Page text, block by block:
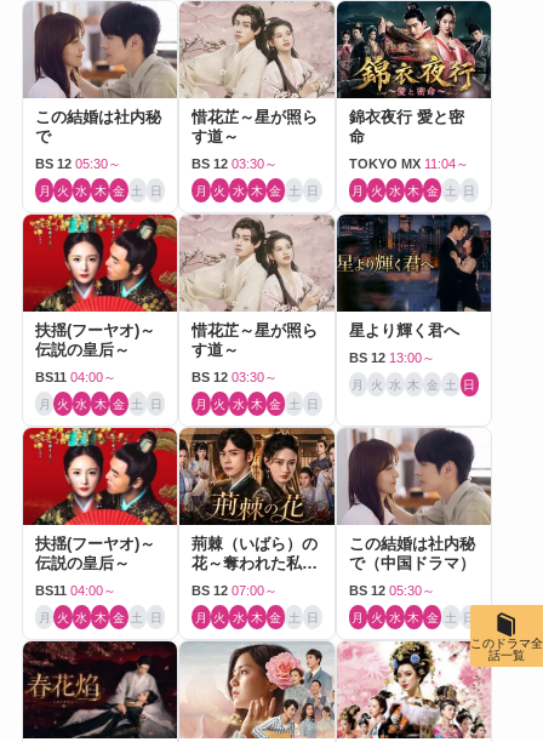
この結婚は社内秘
で
BS 12 05:30～
月 火 水 木 金 土 日
惜花芷～星が照ら
す道～
BS 12 03:30～
月 火 水 木 金 土 日
錦衣夜行 愛と密
命
TOKYO MX 11:04～
月 火 水 木 金 土 日
扶揺(フーヤオ)～
伝説の皇后～
BS11 04:00～
月 火 水 木 金 土 日
惜花芷～星が照ら
す道～
BS 12 03:30～
月 火 水 木 金 土 日
星より輝く君へ
BS 12 13:00～
月 火 水 木 金 土 日
扶揺(フーヤオ)～
伝説の皇后～
BS11 04:00～
月 火 水 木 金 土 日
荊棘（いばら）の
花～奪われた私～
（中国ドラマ）
BS 12 07:00～
月 火 水 木 金 土 日
この結婚は社内秘
で（中国ドラマ）
BS 12 05:30～
月 火 水 木 金 土 日
このドラマ全
話一覧